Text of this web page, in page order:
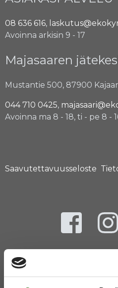
08 636 616,
Avoinna arkisin 9 - 17
Majasaaren
Mustantie 500, 87900
044 710 0425,
Avoinna ma 8 - 18, ti - pe 8 -
Saavutettavuusseloste